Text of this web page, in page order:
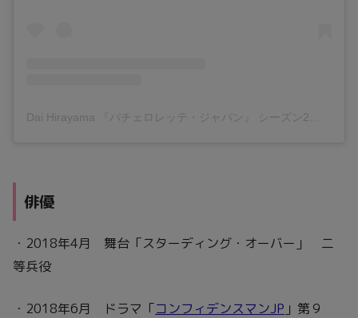
Dai Hirayama 『バチェロレッテ・ジャパン』 シーズン2
俳優
・2018年4月 舞台「スターディング・オーバー」 二
等兵役
・2018年6月 ドラマ「コンフィデンスマンJP 」第９